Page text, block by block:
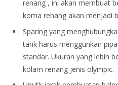
renang , ini akan membuat
koma renang akan menjadi
Sparing yang
tank harus menggunkan
standar. Ukuran yang lebih
kolam renang jenis olympic.